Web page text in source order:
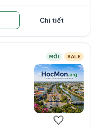
Chi tiết
MỚI SALE
🤍